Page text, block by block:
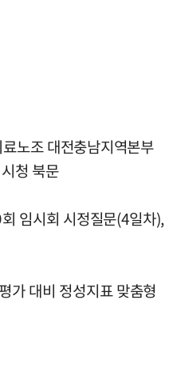
노조 대전충남지역본부
청 북문
임시회 시정질문(4일차),
대비 정성지표 맞춤형